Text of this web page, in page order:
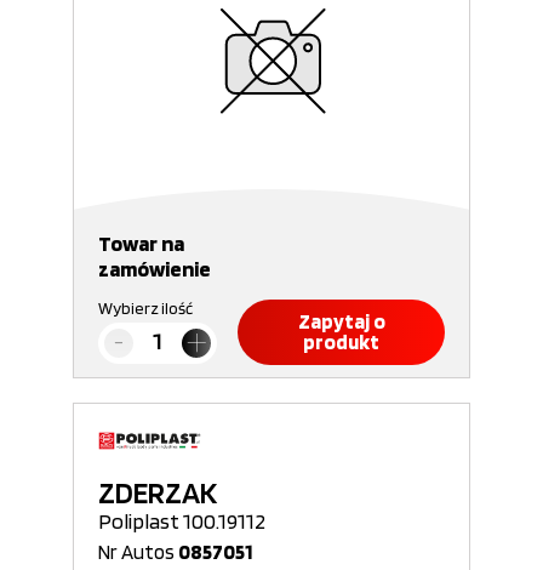
Towar na
zamówienie
Wybierz ilość
Zapytaj o
produkt
ZDERZAK
Poliplast 100.19112
Nr Autos 0857051